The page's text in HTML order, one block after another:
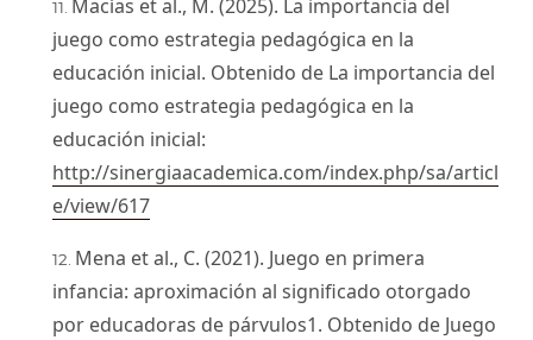
Macías et al., M. (2025). La importancia del
juego como estrategia pedagógica en la
educación inicial. Obtenido de La importancia del
juego como estrategia pedagógica en la
educación inicial:
http://sinergiaacademica.com/index.php/sa/articl
e/view/617
Mena et al., C. (2021). Juego en primera
infancia: aproximación al significado otorgado
por educadoras de párvulos1. Obtenido de Juego